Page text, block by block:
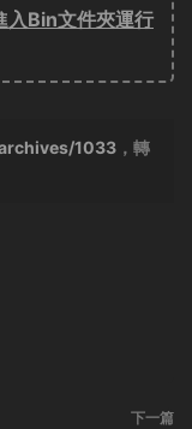
入Bin文件夾運行
1033 ，轉
下一篇